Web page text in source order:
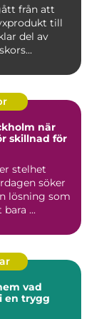
från att
till
del av
när
skillnad för
stelhet
söker
lösning som
...
vad
en trygg